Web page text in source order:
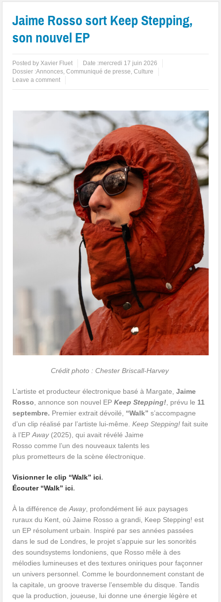
Jaime Rosso sort Keep Stepping,
son nouvel EP
Posted byXavier Fluet Date :mercredi 17 juin 2026
Dossier :Annonces,Communiqué de presse,Culture
Leave a comment
Crédit photo : Chester Briscall-Harvey
L’artiste et producteur électronique basé à Margate,Jaime
Rosso , annonce son nouvel EP Keep Stepping! , prévu le 11
septembre. Premier extrait dévoilé, “Walk” s’accompagne
d’un clip réalisé par l’artiste lui-même.Keep Stepping!fait suite
à l’EPAway(2025), qui avait révélé Jaime
Rosso comme l’un des nouveaux talents les
plus prometteurs de la scène électronique.
Visionner le clip “Walk” ici.
Écouter “Walk” ici.
À la différence deAway, profondément lié aux paysages
ruraux du Kent, où Jaime Rosso a grandi, Keep Stepping! est
un EP résolument urbain. Inspiré par ses années passées
dans le sud de Londres, le projet s’appuie sur les sonorités
des soundsystems londoniens, que Rosso mêle à des
mélodies lumineuses et des textures oniriques pour façonner
un univers personnel. Comme le bourdonnement constant de
la capitale, un groove traverse l’ensemble du disque. Tandis
que la production, joueuse, lui donne une énergie légère et